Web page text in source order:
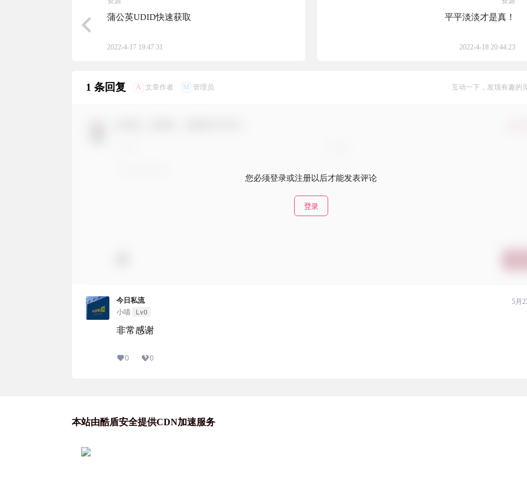
蒲公英UDID快速获取
2022-4-17 19:47:31
平平淡淡才是真！
2022-4-18 20:44:23
1 条回复 A 文章作者 M 管理员 互动一下，发现有趣的
您必须登录或注册以后才能发表评论
登录
今日私流
小喵
Lv0
5月
非常感谢
0 0
本站由酷盾安全提供CDN加速服务